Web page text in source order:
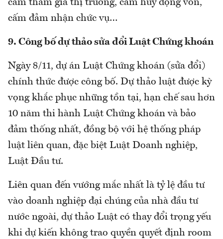
cấm tham gia thị trường, cấm huy động vốn,
cấm đảm nhận chức vụ…
9. Công bố dự thảo sửa đổi Luật Chứng khoán
Ngày 8/11, dự án Luật Chứng khoán (sửa đổi)
chính thức được công bố. Dự thảo luật được kỳ
vọng khắc phục những tồn tại, hạn chế sau hơn
10 năm thi hành Luật Chứng khoán và bảo
đảm thống nhất, đồng bộ với hệ thống pháp
luật liên quan, đặc biệt Luật Doanh nghiệp,
Luật Đầu tư.
Liên quan đến vướng mắc nhất là tỷ lệ đầu tư
vào doanh nghiệp đại chúng của nhà đầu tư
nước ngoài, dự thảo Luật có thay đổi trọng yếu
khi dự kiến không trao quyền quyết định room